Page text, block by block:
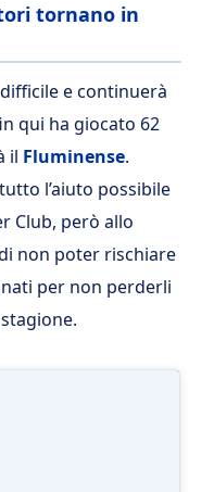
tornano in
e continuerà
qui ha giocato 62
il Fluminense.
l’aiuto possibile
Club, però allo
non poter rischiare
per non perderli